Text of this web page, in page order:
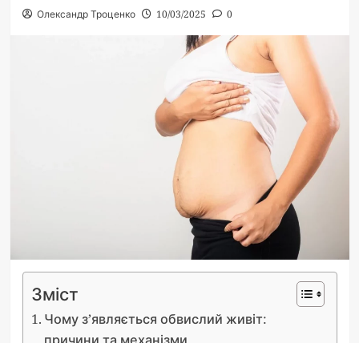
Олександр Троценко 10/03/2025 0
Зміст
Чому з’являється обвислий живіт: